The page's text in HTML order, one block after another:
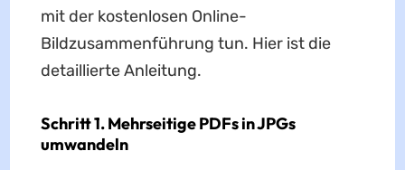
mit der kostenlosen Online-
Bildzusammenführung tun. Hier ist die
detaillierte Anleitung.
Schritt 1. Mehrseitige PDFs in JPGs
umwandeln